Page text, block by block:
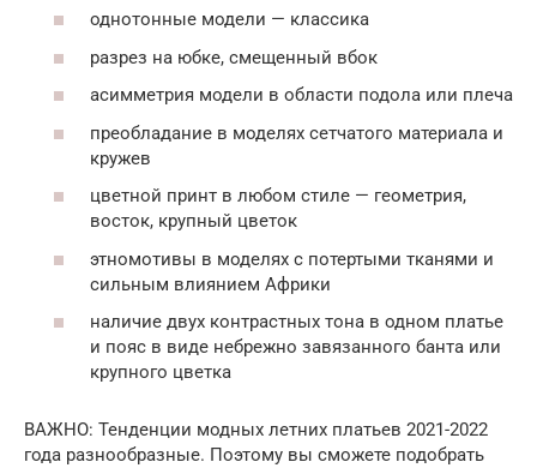
однотонные модели — классика
разрез на юбке, смещенный вбок
асимметрия модели в области подола или плеча
преобладание в моделях сетчатого материала и
кружев
цветной принт в любом стиле — геометрия,
восток, крупный цветок
этномотивы в моделях с потертыми тканями и
сильным влиянием Африки
наличие двух контрастных тона в одном платье
и пояс в виде небрежно завязанного банта или
крупного цветка
ВАЖНО: Тенденции модных летних платьев 2021-2022
года разнообразные. Поэтому вы сможете подобрать